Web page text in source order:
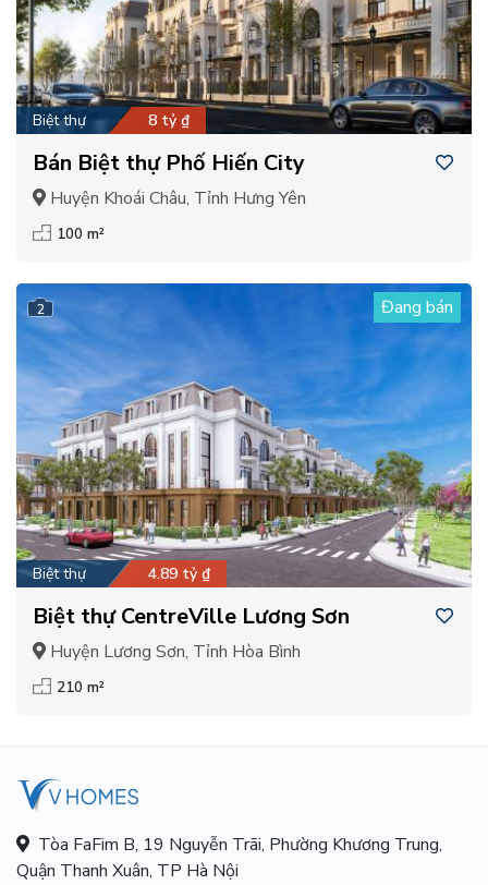
Biệt thự 8 tỷ ₫
Bán Biệt thự Phố Hiến City
Huyện Khoái Châu, Tỉnh Hưng Yên
100 m²
2 Đang bán
Biệt thự 4.89 tỷ ₫
Biệt thự CentreVille Lương Sơn
Huyện Lương Sơn, Tỉnh Hòa Bình
210 m²
Tòa FaFim B, 19 Nguyễn Trãi, Phường Khương Trung,
Quận Thanh Xuân, TP Hà Nội